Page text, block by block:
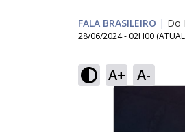
FALA BRASILEIRO | Do
28/06/2024 - 02H00
A+ A-